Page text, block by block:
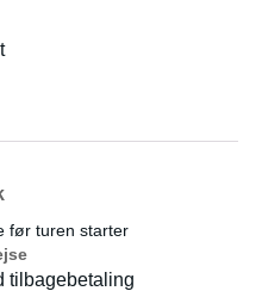
før turen starter
tilbagebetaling